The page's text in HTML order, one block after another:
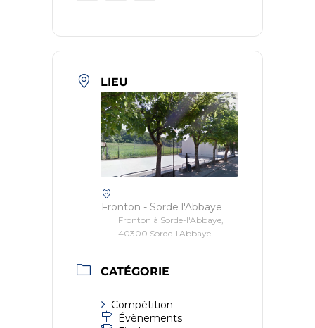
LIEU
Fronton - Sorde l'Abbaye
Fronton à Sorde-l'Abbaye,
40300 Sorde-l'Abbaye
CATÉGORIE
Compétition
Évènements